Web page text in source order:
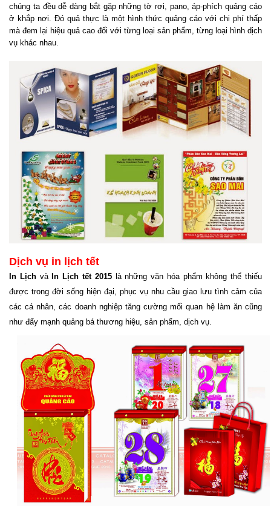
chúng ta đều dễ dàng bắt gặp những tờ rơi, pano, áp-phích quảng cáo
ở khắp nơi. Đó quả thực là một hình thức quảng cáo với chi phí thấp
mà đem lại hiệu quả cao đối với từng loại sản phẩm, từng loại hình dịch
vụ khác nhau.
Dịch vụ in lịch tết
In Lịchvà In Lịch tết 2015là những văn hóa phẩm không thể thiếu
được trong đời sống hiện đại, phục vụ nhu cầu giao lưu tình cảm của
các cá nhân, các doanh nghiệp tăng cường mối quan hệ làm ăn cũng
như đẩy mạnh quảng bá thương hiệu, sản phẩm, dịch vụ.